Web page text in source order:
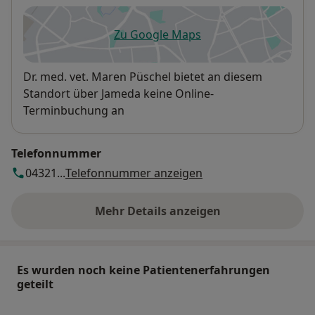
Zu Google Mapsöffnet in einer neuen
Verfügbarkeit
Dr. med. vet. Maren Püschel bietet an diesem
Standort über Jameda keine Online-
Terminbuchung an
Telefonnummer
04321...Telefonnummer anzeigen
Mehr Details anzeigen
über die Adresse
Es wurden noch keine Patientenerfahrungen
geteilt